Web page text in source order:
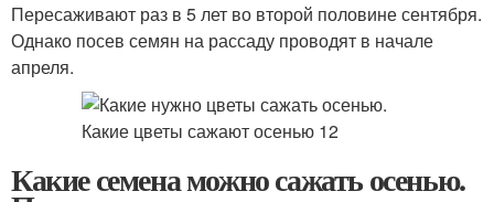
Пересаживают раз в 5 лет во второй половине сентября.
Однако посев семян на рассаду проводят в начале
апреля.
Какие семена можно сажать осенью.